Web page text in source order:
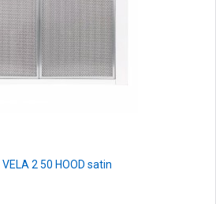
2 50 HOOD satin